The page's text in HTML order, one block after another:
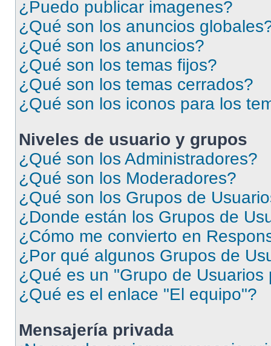
¿Puedo publicar imagenes?
¿Qué son los anuncios
¿Qué son los anuncios?
¿Qué son los temas fijos?
¿Qué son los temas cerrados?
¿Qué son los iconos para los
Niveles de usuario y grupos
¿Qué son los Administradores?
¿Qué son los Moderadores?
¿Qué son los Grupos de
¿Donde están los Grupos de
¿Cómo me convierto en
¿Por qué algunos Grupos de
¿Qué es un "Grupo de Usuarios
¿Qué es el enlace "El equipo"?
Mensajería privada